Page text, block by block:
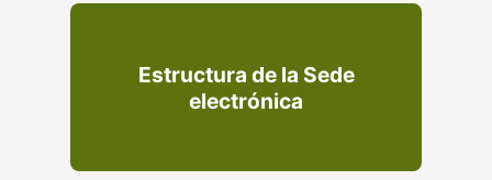
Estructura de la Sede
electrónica